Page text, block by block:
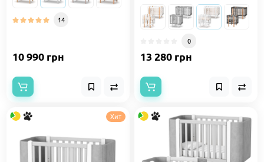
14
10 990 грн
0
13 280 грн
Хит